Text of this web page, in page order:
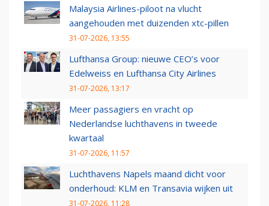
Malaysia Airlines-piloot na vlucht
aangehouden met duizenden xtc-pillen
31-07-2026, 13:55
Lufthansa Group: nieuwe CEO’s voor
Edelweiss en Lufthansa City Airlines
31-07-2026, 13:17
Meer passagiers en vracht op
Nederlandse luchthavens in tweede
kwartaal
31-07-2026, 11:57
Luchthavens Napels maand dicht voor
onderhoud: KLM en Transavia wijken uit
31-07-2026, 11:28